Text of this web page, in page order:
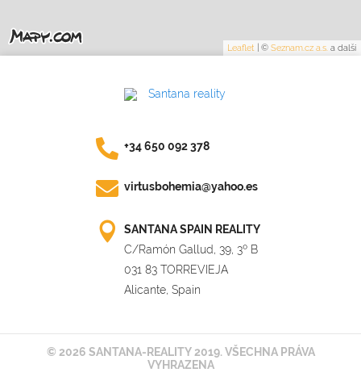
Leaflet ©Seznam.cz a.s. a další
+34 650 092 378
virtusbohemia@yahoo.es
SANTANA SPAIN REALITY
C/Ramón Gallud, 39, 3º B
031 83 TORREVIEJA
Alicante, Spain
© 2026 SANTANA-REALITY 2019. VŠECHNA PRÁVA
VYHRAZENA